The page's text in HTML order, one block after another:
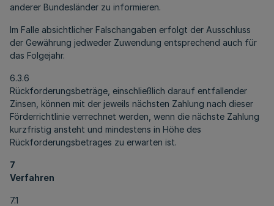
anderer Bundesländer zu informieren.
Im Falle absichtlicher Falschangaben erfolgt der Ausschluss
der Gewährung jedweder Zuwendung entsprechend auch für
das Folgejahr.
6.3.6
Rückforderungsbeträge, einschließlich darauf entfallender
Zinsen, können mit der jeweils nächsten Zahlung nach dieser
Förderrichtlinie verrechnet werden, wenn die nächste Zahlung
kurzfristig ansteht und mindestens in Höhe des
Rückforderungsbetrages zu erwarten ist.
7
Verfahren
7.1